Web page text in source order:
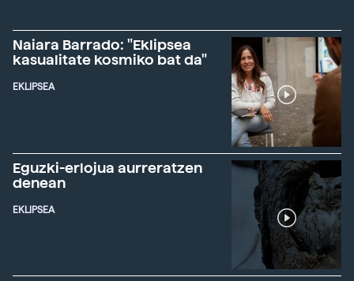
Naiara Barrado: "Eklipsea
kasualitate kosmiko bat da"
EKLIPSEA
Eguzki-erlojua aurreratzen
denean
EKLIPSEA